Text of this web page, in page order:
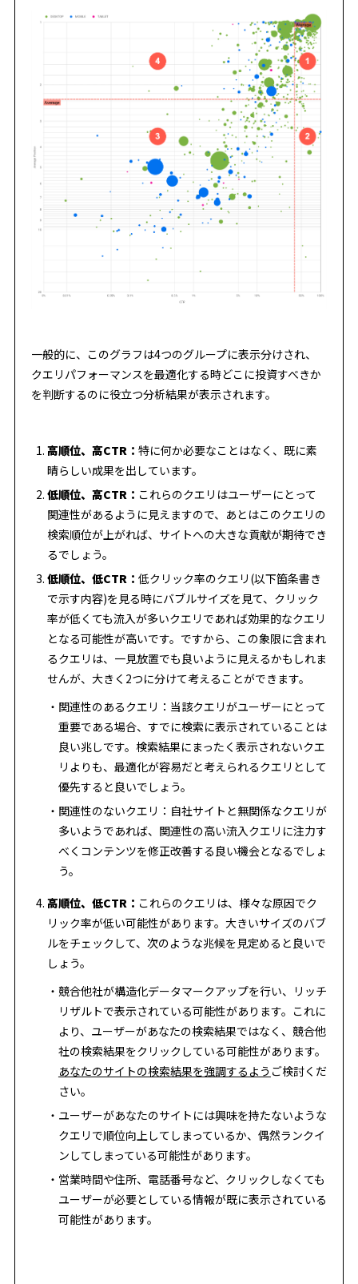
一般的に、このグラフは4つのグループに表示分けされ、
クエリパフォーマンスを最適化する時どこに投資すべきか
を判断するのに役立つ分析結果が表示されます。
高順位、高CTR： 特に何か必要なことはなく、既に素
晴らしい成果を出しています。
低順位、高CTR： これらのクエリはユーザーにとって
関連性があるように見えますので、あとはこのクエリの
検索順位が上がれば、サイトへの大きな貢献が期待でき
るでしょう。
低順位、低CTR： 低クリック率のクエリ(以下箇条書き
で示す内容)を見る時にバブルサイズを見て、クリック
率が低くても流入が多いクエリであれば効果的なクエリ
となる可能性が高いです。ですから、この象限に含まれ
るクエリは、一見放置でも良いように見えるかもしれま
せんが、大きく2つに分けて考えることができます。
関連性のあるクエリ：当該クエリがユーザーにとって
重要である場合、すでに検索に表示されていることは
良い兆しです。検索結果にまったく表示されないクエ
リよりも、最適化が容易だと考えられるクエリとして
優先すると良いでしょう。
関連性のないクエリ：自社サイトと無関係なクエリが
多いようであれば、関連性の高い流入クエリに注力す
べくコンテンツを修正改善する良い機会となるでしょ
う。
高順位、低CTR： これらのクエリは、様々な原因でク
リック率が低い可能性があります。大きいサイズのバブ
ルをチェックして、次のような兆候を見定めると良いで
しょう。
競合他社が構造化データマークアップを行い、リッチ
リザルトで表示されている可能性があります。これに
より、ユーザーがあなたの検索結果ではなく、競合他
社の検索結果をクリックしている可能性があります。
あなたのサイトの検索結果を強調するよう ご検討くだ
さい。
ユーザーがあなたのサイトには興味を持たないような
クエリで順位向上してしまっているか、偶然ランクイ
ンしてしまっている可能性があります。
営業時間や住所、電話番号など、クリックしなくても
ユーザーが必要としている情報が既に表示されている
可能性があります。